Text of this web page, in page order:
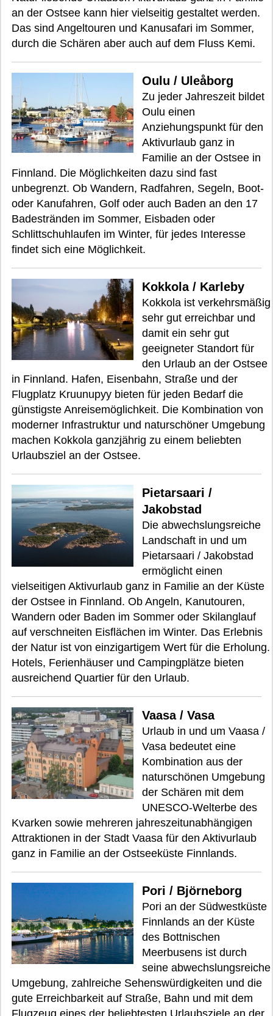
an der Ostsee kann hier vielseitig gestaltet werden.
Das sind Angeltouren und Kanusafari im Sommer,
durch die Schären aber auch auf dem Fluss Kemi.
Oulu / Uleåborg
Zu jeder Jahreszeit bildet
Oulu einen
Anziehungspunkt für den
Aktivurlaub ganz in
Familie an der Ostsee in
Finnland. Die Möglichkeiten dazu sind fast
unbegrenzt. Ob Wandern, Radfahren, Segeln, Boot-
oder Kanufahren, Golf oder auch Baden an den 17
Badestränden im Sommer, Eisbaden oder
Schlittschuhlaufen im Winter, für jedes Interesse
findet sich eine Möglichkeit.
Kokkola / Karleby
Kokkola ist verkehrsmäßig
sehr gut erreichbar und
damit ein sehr gut
geeigneter Standort für
den Urlaub an der Ostsee
in Finnland. Hafen, Eisenbahn, Straße und der
Flugplatz Kruunupyy bieten für jeden Bedarf die
günstigste Anreisemöglichkeit. Die Kombination von
moderner Infrastruktur und naturschöner Umgebung
machen Kokkola ganzjährig zu einem beliebten
Urlaubsziel an der Ostsee.
Pietarsaari /
Jakobstad
Die abwechslungsreiche
Landschaft in und um
Pietarsaari / Jakobstad
ermöglicht einen
vielseitigen Aktivurlaub ganz in Familie an der Küste
der Ostsee in Finnland. Ob Angeln, Kanutouren,
Wandern oder Baden im Sommer oder Skilanglauf
auf verschneiten Eisflächen im Winter. Das Erlebnis
der Natur ist von einzigartigem Wert für die Erholung.
Hotels, Ferienhäuser und Campingplätze bieten
ausreichend Quartier für den Urlaub.
Vaasa / Vasa
Urlaub in und um Vaasa /
Vasa bedeutet eine
Kombination aus der
naturschönen Umgebung
der Schären mit dem
UNESCO-Welterbe des
Kvarken sowie mehreren jahreszeitunabhängigen
Attraktionen in der Stadt Vaasa für den Aktivurlaub
ganz in Familie an der Ostseeküste Finnlands.
Pori / Björneborg
Pori an der Südwestküste
Finnlands an der Küste
des Bottnischen
Meerbusens ist durch
seine abwechslungsreiche
Umgebung, zahlreiche Sehenswürdigkeiten und die
gute Erreichbarkeit auf Straße, Bahn und mit dem
Flugzeug eines der beliebtesten Urlaubsziele an der